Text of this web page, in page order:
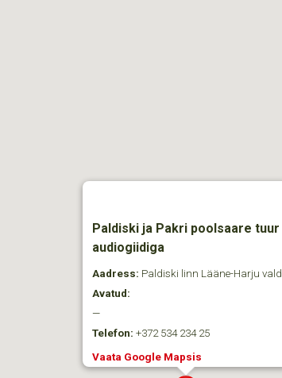
Paldiski ja Pakri poolsaare tuur
audiogiidiga
Aadress: Paldiski linn Lääne-Harju vald
Avatud:
—
Telefon: +372 534 234 25
Vaata Google Mapsis